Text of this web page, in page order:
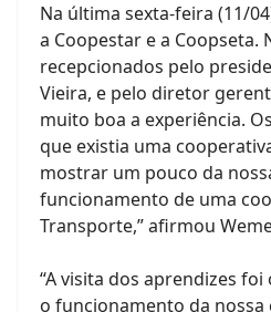
Na última sexta-feira (11/
a Coopestar e a Coopseta.
recepcionados pelo
Vieira, e pelo diretor
muito boa a experiência.
que existia uma
mostrar um pouco da
funcionamento de uma
Transporte,” afirmou
“A visita dos aprendizes
o funcionamento da nossa